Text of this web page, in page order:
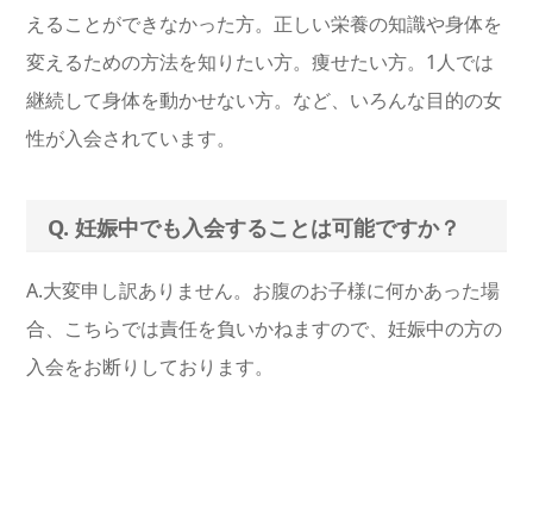
えることができなかった方。正しい栄養の知識や身体を
変えるための方法を知りたい方。痩せたい方。1人では
継続して身体を動かせない方。など、いろんな目的の女
性が入会されています。
Q. 妊娠中でも入会することは可能ですか？
A.大変申し訳ありません。お腹のお子様に何かあった場
合、こちらでは責任を負いかねますので、妊娠中の方の
入会をお断りしております。